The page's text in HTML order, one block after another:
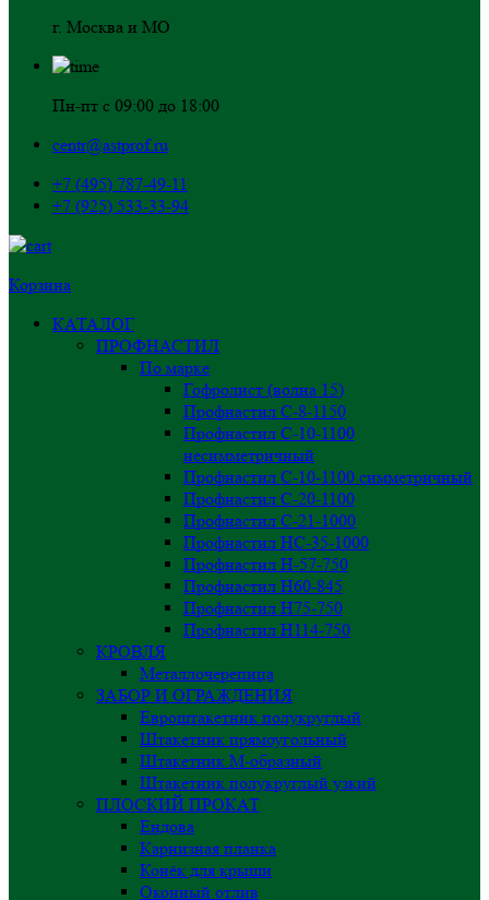
г. Москва и МО
Пн-пт с 09:00 до 18:00
centr@astprof.ru
+7 (495) 787-49-11
+7 (925) 533-33-94
Корзина
КАТАЛОГ
ПРОФНАСТИЛ
По марке
Гофролист (волна 15)
Профнастил С-8-1150
Профнастил С-10-1100
несимметричный
Профнастил С-10-1100 симметричный
Профнастил С-20-1100
Профнастил С-21-1000
Профнастил НС-35-1000
Профнастил H-57-750
Профнастил Н60-845
Профнастил Н75-750
Профнастил Н114-750
КРОВЛЯ
Металлочерепица
ЗАБОР И ОГРАЖДЕНИЯ
Евроштакетник полукруглый
Штакетник прямоугольный
Штакетник М-образный
Штакетник полукруглый узкий
ПЛОСКИЙ ПРОКАТ
Ендова
Карнизная планка
Конёк для крыши
Оконный отлив